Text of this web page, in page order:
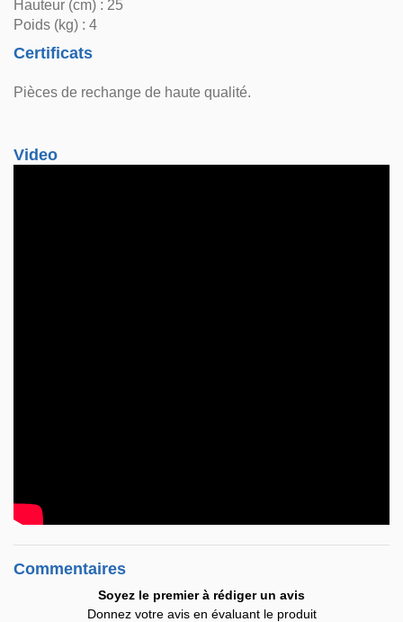
Hauteur (cm) : 25
Poids (kg) : 4
Certificats
Pièces de rechange de haute qualité.
Video
Commentaires
Soyez le premier à rédiger un avis
Donnez votre avis en évaluant le produit